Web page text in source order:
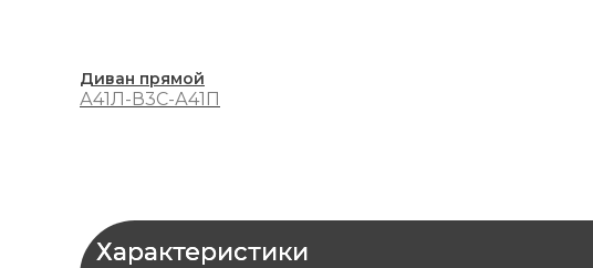
Диван прямой
А41Л-В3С-А41П
Характеристики